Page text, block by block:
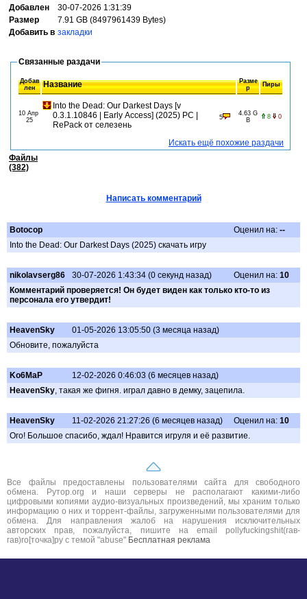
Добавлен
30-07-2026 1:31:39
Размер
7.91 GB (8497961439 Bytes)
Добавить в закладки
Связанные раздачи
Добав
лен
Название
Разме
р
Пиры
10 Апр
25
Into the Dead: Our Darkest Days [v
0.3.1.10846 | Early Access] (2025) PC |
RePack от селезень
5
4.63 G
B
8 0
Искать ещё похожие раздачи
Файлы
(382)
Написать комментарий
Botocop Оценил на: --
Into the Dead: Our Darkest Days (2025) скачать игру
nikolavserg86 30-07-2026 1:43:34 (0 секунд назад) Оценил на: 10
Комментарий проверяется! Он будет виден как только кто-то из
персонала его утвердит!
HeavenSky
01-05-2026 13:05:50 (3 месяца назад)
Обновите, пожалуйста
Ko6MaP
12-02-2026 0:46:03 (6 месяцев назад)
HeavenSky, такая же фигня. играл давно в демку, зацепила.
HeavenSky 11-02-2026 21:27:26 (6 месяцев назад) Оценил на: 10
Ого! Большое спасибо, ждал! Нравится игруля и её развитие.
Все файлы предоставлены пользователями сайта для свободного
обмена. Рутор.org и наши серверы не располагают какими-либо
цифровыми копиями аудио-визуальных произведений, мы храним только
информацию о них и торрент-файлы, загруженными пользователями для
обмена. Для направления жалоб на нарушения исключительных
авторских прав, пожалуйста, пишите на email pollyfuckingshit(гав-
гав)ro[точка]ру с темой "abuse" Бесплатная реклама